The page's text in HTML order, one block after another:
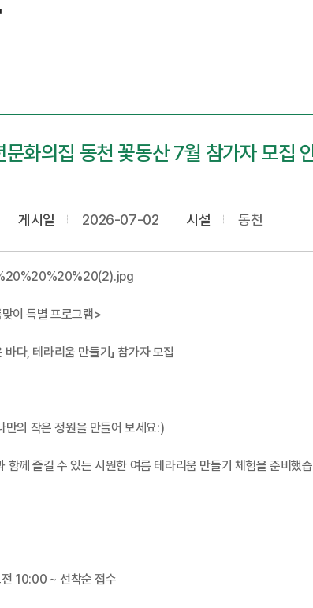
화의집 동천 꽃동산 7월 참가자 모집
게시일 2026-07-02 시설 동천
이 특별 프로그램>
다, 테라리움 만들기」 참가자 모집
만의 작은 정원을 만들어 보세요:)
함께 즐길 수 있는 시원한 여름 테라리움 만들기 체험을 준비했
10:00 ~ 선착순 접수